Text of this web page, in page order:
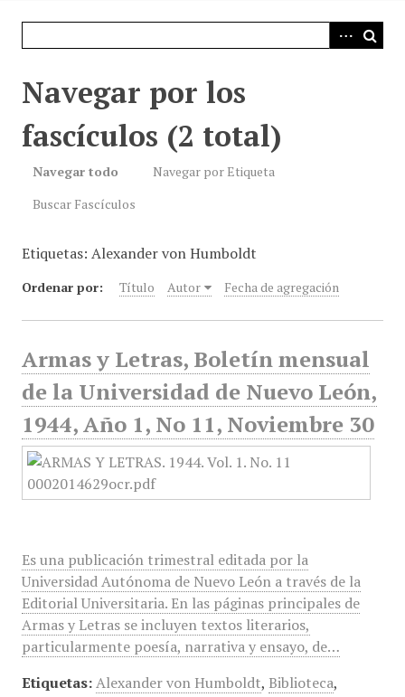
Navegar por los
fascículos (2 total)
Navegar todo
Navegar por Etiqueta
Buscar Fascículos
Etiquetas: Alexander von Humboldt
Ordenar por: Título Autor Fecha de agregación
Armas y Letras, Boletín mensual
de la Universidad de Nuevo León,
1944, Año 1, No 11, Noviembre 30
Es una publicación trimestral editada por la
Universidad Autónoma de Nuevo León a través de la
Editorial Universitaria. En las páginas principales de
Armas y Letras se incluyen textos literarios,
particularmente poesía, narrativa y ensayo, de…
Etiquetas: Alexander von Humboldt, Biblioteca,